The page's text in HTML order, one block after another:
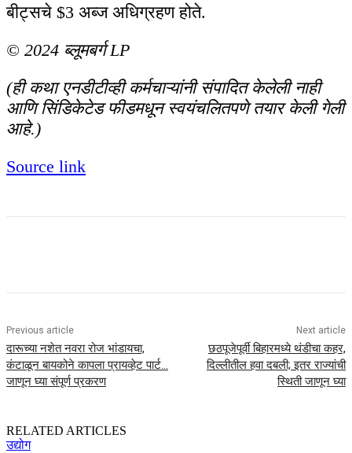
बीट्सचे $3 अब्ज अधिग्रहण होते.
© 2024 ब्लूमबर्ग LP
(ही कथा एनडीटीव्ही कर्मचाऱ्यांनी संपादित केलेली नाही
आणि सिंडिकेटेड फीडमधून स्वयंचलितपणे तयार केली गेली
आहे.)
Source link
Previous article
दारूच्या नशेत नवरा रोज भांडायचा,
कंटाळून बायकोने कापला प्रायव्हेट पार्ट…
जाणून घ्या संपूर्ण प्रकरण
Next article
छठपूजेपूर्वी बिहारमध्ये थंडीचा कहर,
दिल्लीतील हवा दबली; इतर राज्यांची
स्थिती जाणून घ्या
RELATED ARTICLES
उद्योग